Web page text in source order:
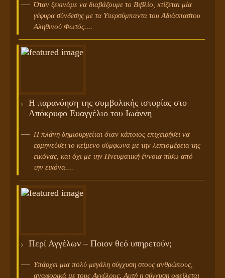
Όταν ξεκινάμε να διαβάζουμε το Βιβλίο, κτίζεται μία
γέφυρα σύνδεσης με τα Υπερσύμπαντα του Αδιάσπαστου
Αληθινού Φωτός....
Η παρανόηση της συμβολικής ιστορίας στο
Απόκρυφο Ευαγγέλιο του Ιωάννη
H πλάνη δημιουργείται όταν κάποιος επιχειρήσει να
ερμηνεύσει το κείμενο σύμφωνα με την λεπτομέρεια της
εικόνας, και όχι με την Πνευματική έννοια πίσω από
την εικόνα....
Περί Αγγέλων – Ποιον θεό υπηρετούν;
Υπάρχει μια πολύ μεγάλη σύγχυση στους ανθρώπους,
αναφορικά με τους Αγγέλους. Αυτή η σύγχυση οφείλεται